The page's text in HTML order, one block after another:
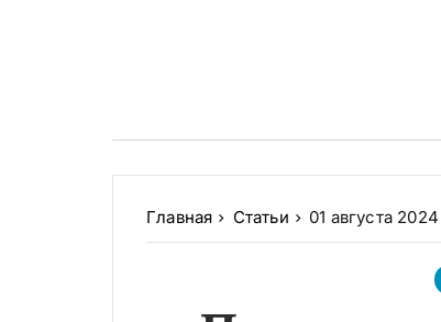
Главная Статьи 01 августа 2024